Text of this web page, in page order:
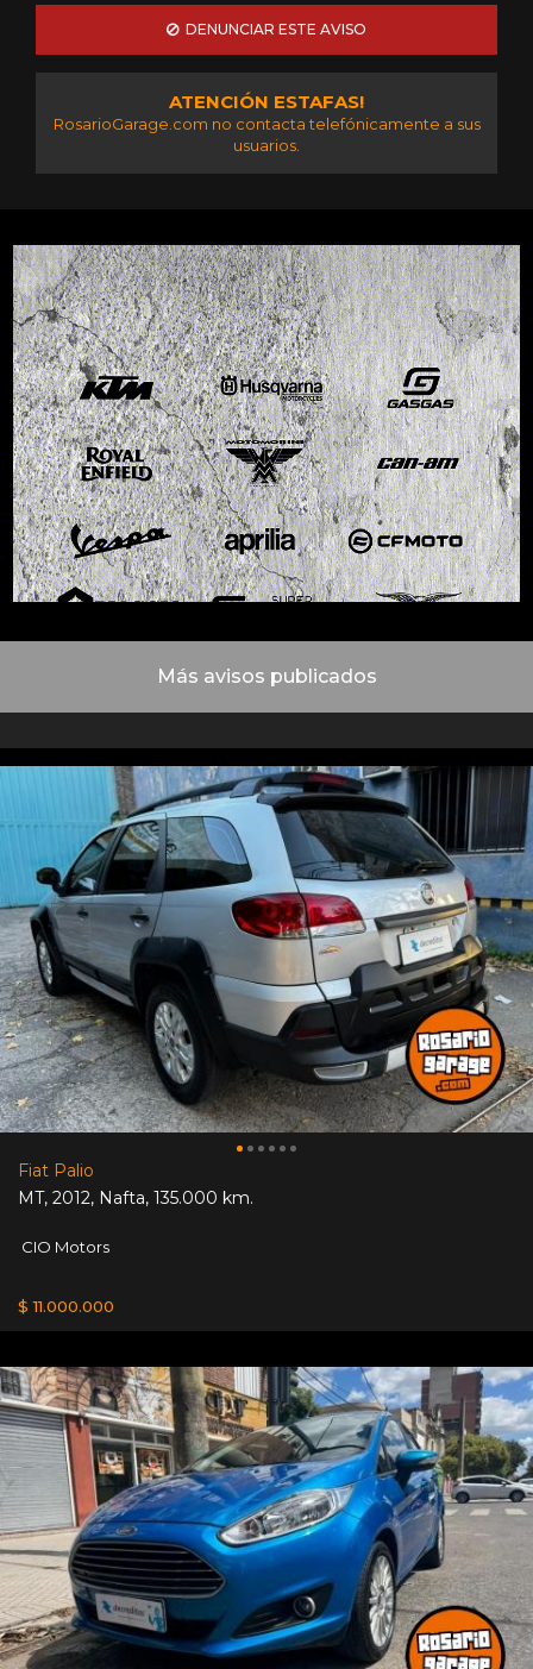
DENUNCIAR ESTE AVISO
ATENCIÓN ESTAFAS!
RosarioGarage.com no contacta telefónicamente a sus
usuarios.
Más avisos publicados
Fiat Palio
MT, 2012, Nafta, 135.000 km.
CIO Motors
$ 11.000.000